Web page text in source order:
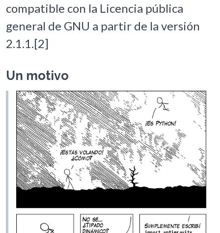
compatible con la Licencia pública
general de GNU a partir de la versión
2.1.1.[2]
Un motivo